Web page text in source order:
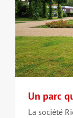
Un parc
La société